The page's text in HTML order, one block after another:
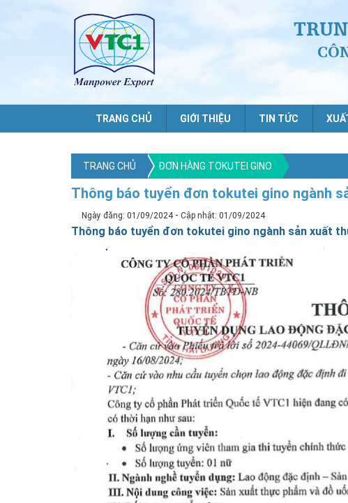
TRANG CHỦ GIỚI THIỆU TIN TỨC
TRANG CHỦ ĐƠN HÀNG TOKUTEI GINO
Thông báo tuyển đơn tokutei gino ngành
Ngày đăng: 01/09/2024- Cập nhật: 01/09/2024
Thông báo tuyển đơn tokutei gino ngành sản xuất